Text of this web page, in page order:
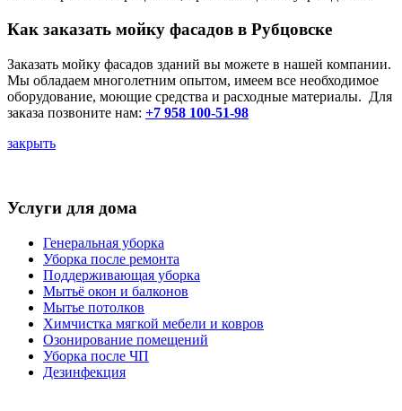
Как заказать мойку фасадов в Рубцовске
Заказать мойку фасадов зданий вы можете в нашей компании.
Мы обладаем многолетним опытом, имеем все необходимое
оборудование, моющие средства и расходные материалы. Для
заказа позвоните нам: +7 958 100-51-98
закрыть
Услуги для дома
Генеральная уборка
Уборка после ремонта
Поддерживающая уборка
Мытьё окон и балконов
Мытье потолков
Химчистка мягкой мебели и ковров
Озонирование помещений
Уборка после ЧП
Дезинфекция